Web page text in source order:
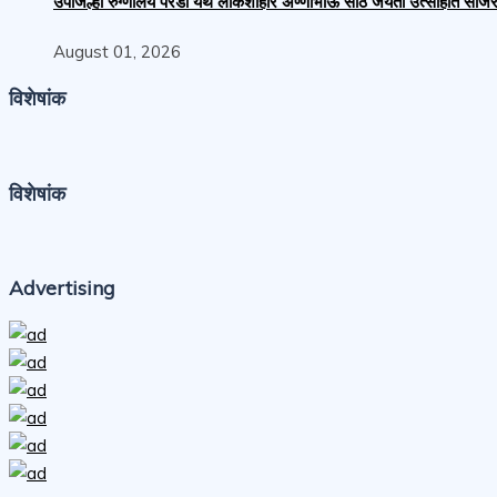
August 01, 2026
विशेषांक
विशेषांक
Advertising